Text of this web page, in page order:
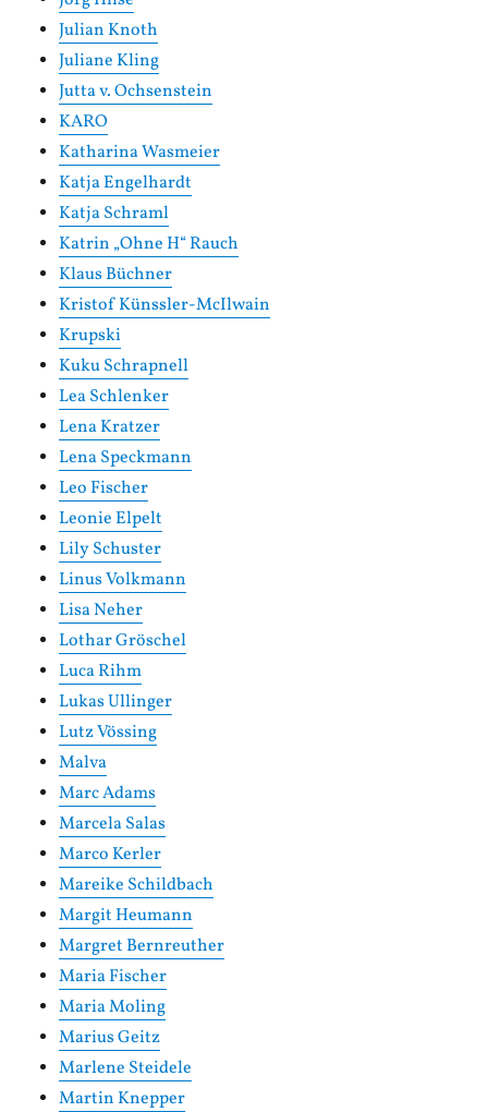
Julian Knoth
Juliane Kling
Jutta v. Ochsenstein
KARO
Katharina Wasmeier
Katja Engelhardt
Katja Schraml
Katrin „Ohne H“ Rauch
Klaus Büchner
Kristof Künssler-McIlwain
Krupski
Kuku Schrapnell
Lea Schlenker
Lena Kratzer
Lena Speckmann
Leo Fischer
Leonie Elpelt
Lily Schuster
Linus Volkmann
Lisa Neher
Lothar Gröschel
Luca Rihm
Lukas Ullinger
Lutz Vössing
Malva
Marc Adams
Marcela Salas
Marco Kerler
Mareike Schildbach
Margit Heumann
Margret Bernreuther
Maria Fischer
Maria Moling
Marius Geitz
Marlene Steidele
Martin Knepper